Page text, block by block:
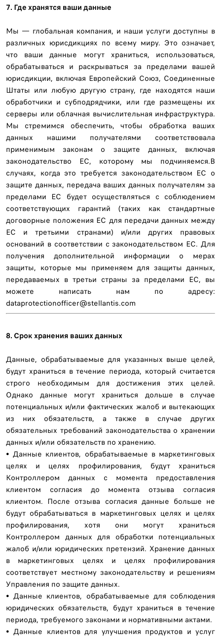
7. Где хранятся ваши данные
Мы — глобальная компания, и наши услуги доступны в
различных юрисдикциях по всему миру. Это означает,
что ваши данные могут храниться, использоваться,
обрабатываться и раскрываться за пределами вашей
юрисдикции, включая Европейский Союз, Соединенные
Штаты или любую другую страну, где находятся наши
обработчики и субподрядчики, или где размещены их
серверы или облачная вычислительная инфраструктура.
Мы стремимся обеспечить, чтобы обработка ваших
данных нашими получателями соответствовала
применимым законам о защите данных, включая
законодательство ЕС, которому мы подчиняемся.В
случаях, когда это требуется законодательством ЕС о
защите данных, передача ваших данных получателям за
пределами ЕС будет осуществляться с соблюдением
соответствующих гарантий (таких как стандартные
договорные положения ЕС для передачи данных между
ЕС и третьими странами) и/или других правовых
оснований в соответствии с законодательством ЕС. Для
получения дополнительной информации о мерах
защиты, которые мы применяем для защиты данных,
передаваемых в третьи страны за пределами ЕС, вы
можете написать нам по адресу:
dataprotectionofficer@stellantis.com
8. Срок хранения ваших данных
Данные, обрабатываемые для указанных выше целей,
будут храниться в течение периода, который считается
строго необходимым для достижения этих целей.
Однако данные могут храниться дольше в случае
потенциальных и/или фактических жалоб и вытекающих
из них обязательств, а также в случае других
обязательных требований законодательства о хранении
данных и/или обязательств по хранению.
• Данные клиентов, обрабатываемые в маркетинговых
целях и целях профилирования, будут храниться
Контроллером данных с момента предоставления
клиентом согласия до момента отзыва согласия
клиентом. После отзыва согласия данные больше не
будут обрабатываться в маркетинговых целях и целях
профилирования, хотя они могут храниться
Контроллером данных для обработки потенциальных
жалоб и/или юридических претензий. Хранение данных
в маркетинговых целях и целях профилирования
соответствует местному законодательству и решениям
Управления по защите данных.
• Данные клиентов, обрабатываемые для соблюдения
юридических обязательств, будут храниться в течение
периода, требуемого законами и нормативными актами.
• Данные клиентов для улучшения продуктов и услуг